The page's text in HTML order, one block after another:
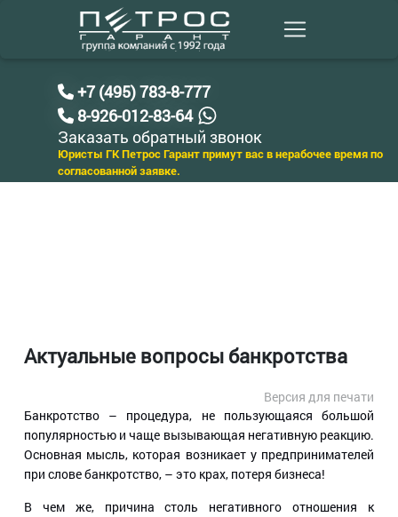
+7 (495) 783-8-777
8-926-012-83-64
Заказать обратный звонок
Юристы ГК Петрос Гарант примут вас в нерабочее время по
согласованной заявке.
Актуальные вопросы банкротства
Версия для печати
Банкротство – процедура, не пользующаяся большой
популярностью и чаще вызывающая негативную реакцию.
Основная мысль, которая возникает у предпринимателей
при слове банкротство, – это крах, потеря бизнеса!
В чем же, причина столь негативного отношения к